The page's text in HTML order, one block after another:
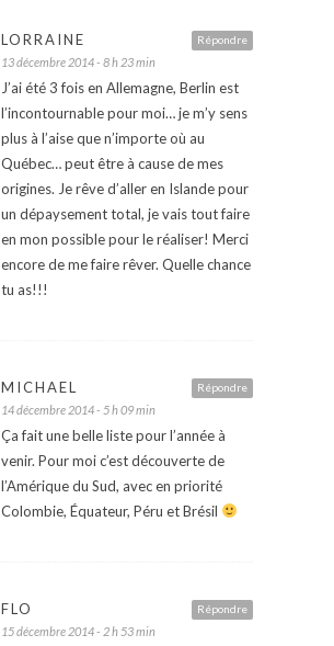
Répondre
LORRAINE
13 décembre 2014 - 8 h 23 min
J’ai été 3 fois en Allemagne, Berlin est
l’incontournable pour moi… je m’y sens
plus à l’aise que n’importe où au
Québec… peut être à cause de mes
origines. Je rêve d’aller en Islande pour
un dépaysement total, je vais tout faire
en mon possible pour le réaliser! Merci
encore de me faire rêver. Quelle chance
tu as!!!
Répondre
MICHAEL
14 décembre 2014 - 5 h 09 min
Ça fait une belle liste pour l’année à
venir. Pour moi c’est découverte de
l’Amérique du Sud, avec en priorité
Colombie, Équateur, Péru et Brésil
Répondre
FLO
15 décembre 2014 - 2 h 53 min